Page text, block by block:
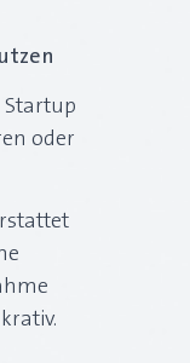
oder